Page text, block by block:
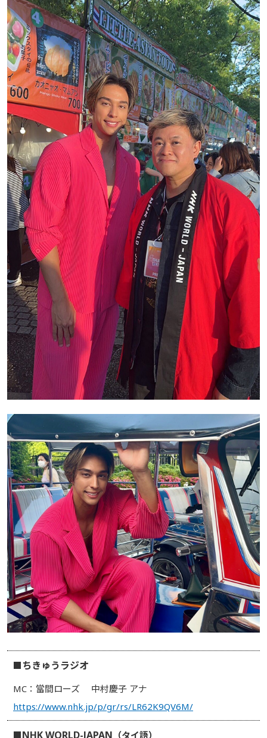
■ ちきゅうラジオ
MC：當間ローズ 中村慶子 アナ
https://www.nhk.jp/p/gr/rs/LR62K9QV6M/
■NHK WORLD-JAPAN （タイ語）